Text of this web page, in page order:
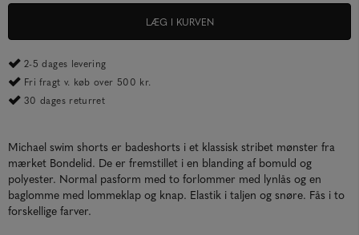
LÆG I KURVEN
2-5 dages levering
Fri fragt v. køb over 500 kr.
30 dages returret
Michael swim shorts er badeshorts i et klassisk stribet mønster fra
mærket Bondelid. De er fremstillet i en blanding af bomuld og
polyester. Normal pasform med to forlommer med lynlås og en
baglomme med lommeklap og knap. Elastik i taljen og snøre. Fås i to
forskellige farver.